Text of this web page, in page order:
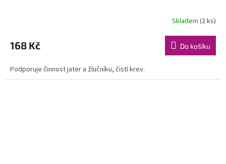
Skladem (2 ks)
168 Kč Do košíku
Podporuje činnost jater a žlučníku, čistí krev.